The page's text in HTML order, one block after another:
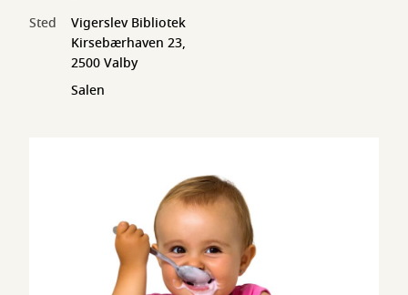
Sted
Vigerslev Bibliotek
Kirsebærhaven 23,
2500 Valby
Salen